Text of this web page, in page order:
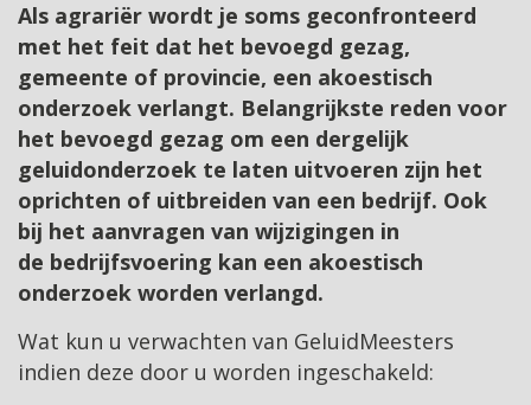
Als agrariër wordt je soms geconfronteerd
met het feit dat het bevoegd gezag,
gemeente of provincie, een akoestisch
onderzoek verlangt. Belangrijkste reden voor
het bevoegd gezag om een dergelijk
geluidonderzoek te laten uitvoeren zijn het
oprichten of uitbreiden van een bedrijf. Ook
bij het aanvragen van wijzigingen in
de bedrijfsvoering kan een akoestisch
onderzoek worden verlangd.
Wat kun u verwachten van GeluidMeesters
indien deze door u worden ingeschakeld: